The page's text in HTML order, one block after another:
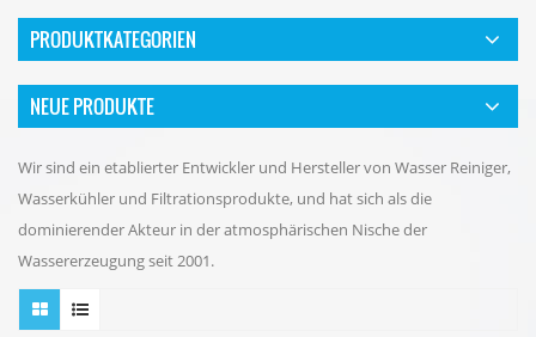
PRODUKTKATEGORIEN
NEUE PRODUKTE
Wir sind ein etablierter Entwickler und Hersteller von Wasser Reiniger,
Wasserkühler und Filtrationsprodukte, und hat sich als die
dominierender Akteur in der atmosphärischen Nische der
Wassererzeugung seit 2001.